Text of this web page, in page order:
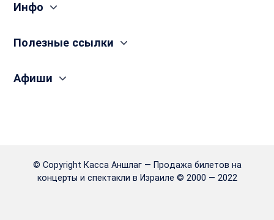
Инфо
Полезные сcылки
Афиши
© Copyright Касса Аншлаг — Продажа билетов на
концерты и спектакли в Израиле © 2000 — 2022